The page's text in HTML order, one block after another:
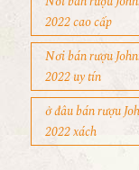
2022 cao cấp
Nơi bán rượu
2022 uy tín
ở đâu bán rượu
2022 xách